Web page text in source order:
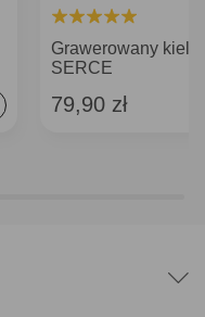
Grawerowany
SERCE
79,90 zł